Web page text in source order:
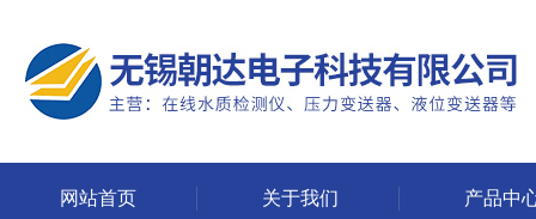
网站首页 关于我们 产品中